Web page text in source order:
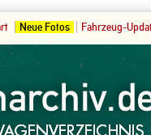
Neue Fotos Fahrzeug-